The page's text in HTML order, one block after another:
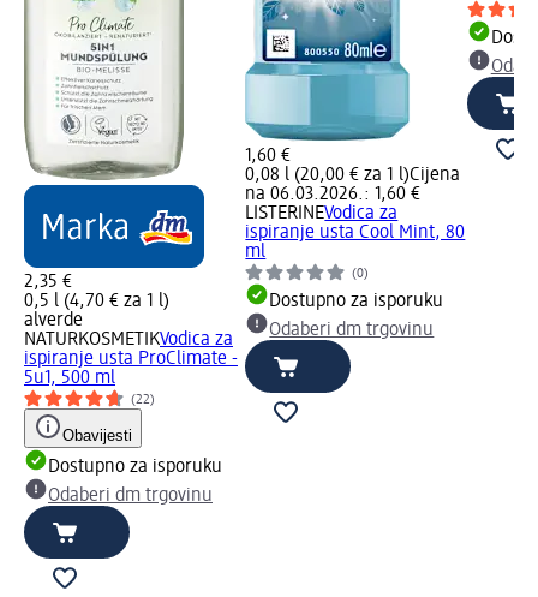
2,35 €
0,5 l (4,70 € za 1 l)
alverde
NATURKOSMETIKVodica za
ispiranje usta ProClimate -
5u1, 500 ml
(22)
Obavijesti
Dostupno za isporuku
Odaberi dm trgovinu
1,60 €
0,08 l (20,00 € za 1 l)Cijena
na 06.03.2026.: 1,60 €
LISTERINEVodica za
ispiranje usta Cool Mint, 80
ml
(0)
Dostupno za isporuku
Odaberi dm trgovinu